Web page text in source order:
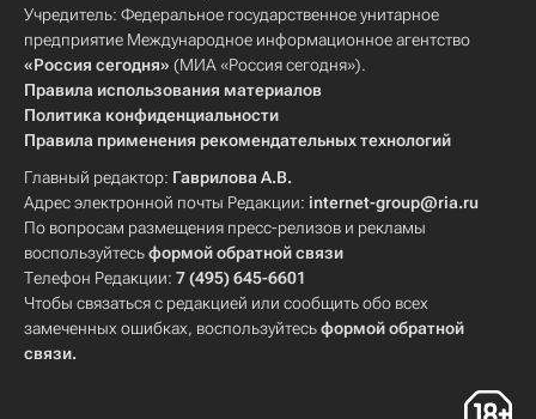
Учредитель: Федеральное государственное унитарное
предприятие Международное информационное агентство
«Россия сегодня» (МИА «Россия сегодня»).
Правила использования материалов
Политика конфиденциальности
Правила применения рекомендательных технологий
Главный редактор: Гаврилова А.В.
Адрес электронной почты Редакции: internet-group@ria.ru
По вопросам размещения пресс-релизов и рекламы
воспользуйтесьформой обратной связи
Телефон Редакции: 7 (495) 645-6601
Чтобы связаться с редакцией или сообщить обо всех
замеченных ошибках, воспользуйтесьформой обратной
связи.